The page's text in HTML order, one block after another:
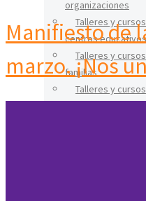
organizaciones
Talleres y
centros educativos
Talleres y
familias
Talleres y
Manifiesto de
marzo. ¡Nos